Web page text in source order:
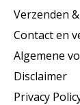
Verzenden
Contact en
Algemene
Disclaimer
Privacy